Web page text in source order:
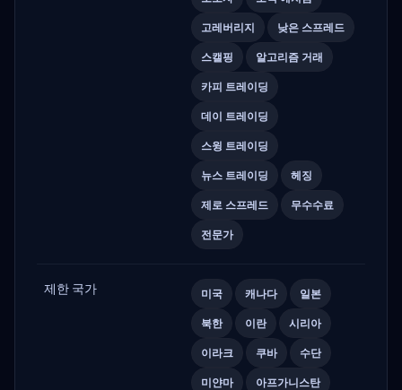
고레버리지 낮은 스프레드
스캘핑 알고리즘 거래
카피 트레이딩
데이 트레이딩
스윙 트레이딩
뉴스 트레이딩 헤징
제로 스프레드 무수수료
전문가
제한 국가 미국 캐나다 일본
북한 이란 시리아
이라크 쿠바 수단
미얀마 아프가니스탄